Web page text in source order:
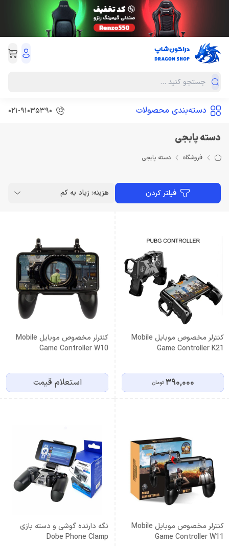
دسته‌بندی محصولات 021-91035390
دسته پابجی
فروشگاه دسته پابجی
فیلتر کردن هزینه: زیاد به کم
کنترلر مخصوص موبایل Mobile
Game Controller K21
390,000 تومان
کنترلر مخصوص موبایل Mobile
Game Controller W10
استعلام قیمت
کنترلر مخصوص موبایل Mobile
Game Controller W11
نگه دارنده گوشی و دسته بازی
Dobe Phone Clamp